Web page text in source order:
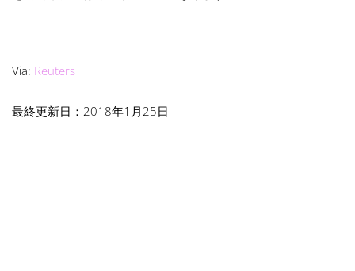
Via: Reuters
最終更新日：2018年1月25日